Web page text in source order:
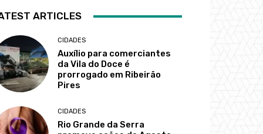
ARTICLES
CIDADES
Auxílio para comerciantes
da Vila do Doce é
prorrogado em Ribeirão
Pires
CIDADES
Rio Grande da Serra